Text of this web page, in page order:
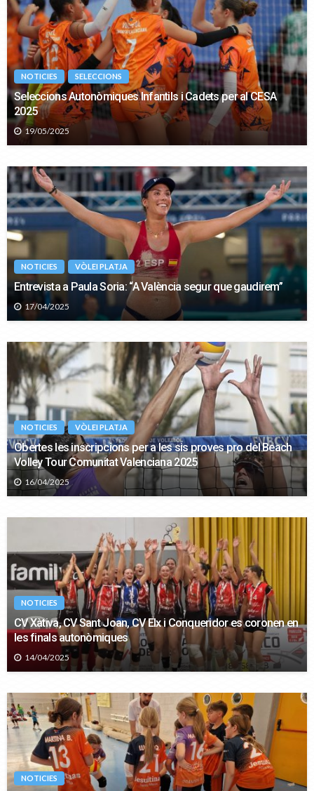
NOTICIES SELECCIONS
Seleccions Autonòmiques Infantils i Cadets per al CESA
2025
19/05/2025
NOTICIES VÒLEI PLATJA
Entrevista a Paula Soria: “A València segur que gaudirem”
17/04/2025
NOTICIES VÒLEI PLATJA
Obertes les inscripcions per a les sis proves pro del Beach
Volley Tour Comunitat Valenciana 2025
16/04/2025
NOTICIES
CV Xàtiva, CV Sant Joan, CV Elx i Conqueridor es coronen en
les finals autonòmiques
14/04/2025
NOTICIES